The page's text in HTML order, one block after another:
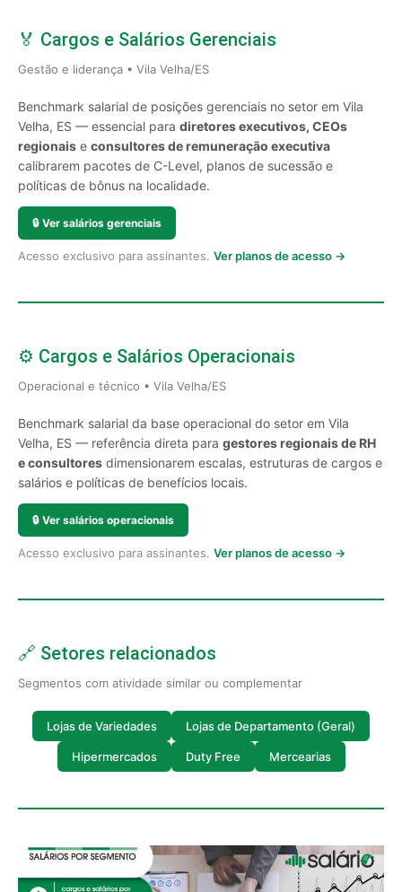
🏅 Cargos e Salários Gerenciais
Gestão e liderança • Vila Velha/ES
Benchmark salarial de posições gerenciais no setor em Vila
Velha, ES — essencial para diretores executivos, CEOs
regionais e consultores de remuneração executiva
calibrarem pacotes de C-Level, planos de sucessão e
políticas de bônus na localidade.
🔒 Ver salários gerenciais
Acesso exclusivo para assinantes. Ver planos de acesso →
⚙️ Cargos e Salários Operacionais
Operacional e técnico • Vila Velha/ES
Benchmark salarial da base operacional do setor em Vila
Velha, ES — referência direta para gestores regionais de RH
e consultores dimensionarem escalas, estruturas de cargos e
salários e políticas de benefícios locais.
🔒 Ver salários operacionais
Acesso exclusivo para assinantes. Ver planos de acesso →
🔗 Setores relacionados
Segmentos com atividade similar ou complementar
Lojas de Variedades Lojas de Departamento (Geral)
Hipermercados Duty Free Mercearias